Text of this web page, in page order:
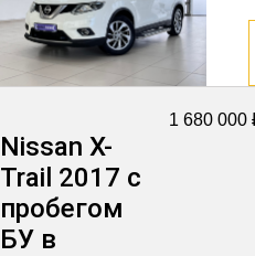
Nissan X-
Trail 2017 с
пробегом
БУ в
1 680 000